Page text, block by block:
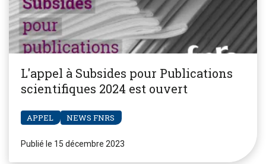
L'appel à Subsides pour Publications
scientifiques 2024 est ouvert
APPEL NEWS FNRS
Publié le 15 décembre 2023